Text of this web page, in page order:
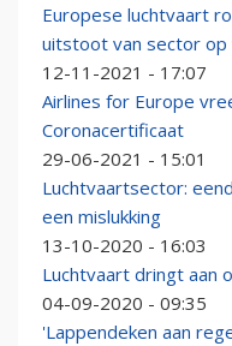
Europese luchtvaart
uitstoot van sector op
12-11-2021 - 17:07
Airlines for Europe
Coronacertificaat
29-06-2021 - 15:01
Luchtvaartsector:
een mislukking
13-10-2020 - 16:03
Luchtvaart dringt aan
04-09-2020 - 09:35
'Lappendeken aan